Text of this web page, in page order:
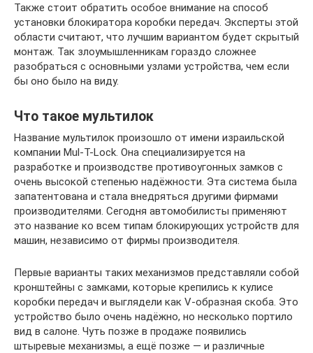
Также стоит обратить особое внимание на способ
установки блокиратора коробки передач. Эксперты этой
области считают, что лучшим вариантом будет скрытый
монтаж. Так злоумышленникам гораздо сложнее
разобраться с основными узлами устройства, чем если
бы оно было на виду.
Что такое мультилок
Название мультилок произошло от имени израильской
компании Mul-T-Lock. Она специализируется на
разработке и производстве противоугонных замков с
очень высокой степенью надёжности. Эта система была
запатентована и стала внедряться другими фирмами
производителями. Сегодня автомобилисты применяют
это название ко всем типам блокирующих устройств для
машин, независимо от фирмы производителя.
Первые варианты таких механизмов представляли собой
кронштейны с замками, которые крепились к кулисе
коробки передач и выглядели как V-образная скоба. Это
устройство было очень надёжно, но несколько портило
вид в салоне. Чуть позже в продаже появились
штыревые механизмы, а ещё позже — и различные